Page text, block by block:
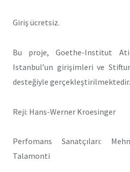
Giriş ücretsiz.
Bu proje, Goethe-Institut
Istanbul’un girişimleri ve
desteğiyle gerçekleştirilmektedir.
Reji: Hans-Werner Kroesinger
Perfomans Sanatçıları:
Talamonti